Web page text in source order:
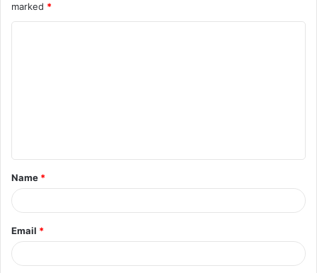
marked *
t
*
Name *
Email *